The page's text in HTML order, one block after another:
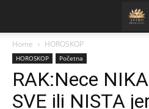
Home HOROSKOP
HOROSKOP Početna
RAK:Nece
SVE ili NISTA